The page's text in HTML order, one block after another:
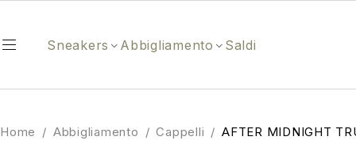
Sneakers Abbigliamento Saldi
Home / Abbigliamento / Cappelli / AFTER MIDNIGHT